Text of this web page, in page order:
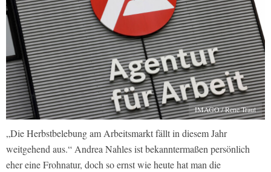
IMAGO / Rene Traut
„Die Herbstbelebung am Arbeitsmarkt fällt in diesem Jahr
weitgehend aus.“ Andrea Nahles ist bekanntermaßen persönlich
eher eine Frohnatur, doch so ernst wie heute hat man die